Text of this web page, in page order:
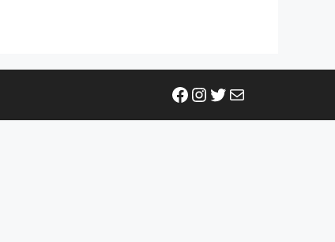
Facebook
Instagram
Twitter
E-Mail